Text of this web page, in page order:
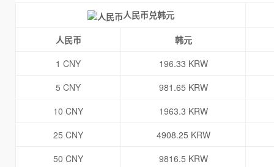
人民币兑韩元
人民币
韩元
1 CNY
196.33 KRW
5 CNY
981.65 KRW
10 CNY
1963.3 KRW
25 CNY
4908.25 KRW
50 CNY
9816.5 KRW